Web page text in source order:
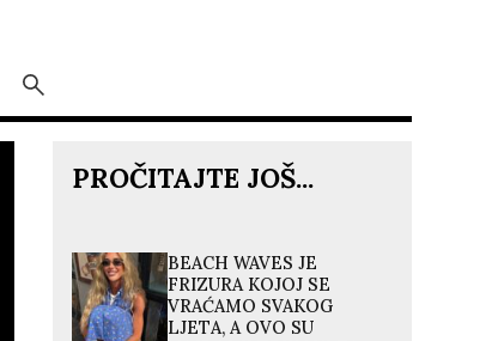
PROČITAJTE JOŠ...
BEACH WAVES JE
FRIZURA KOJOJ SE
VRAĆAMO SVAKOG
LJETA, A OVO SU